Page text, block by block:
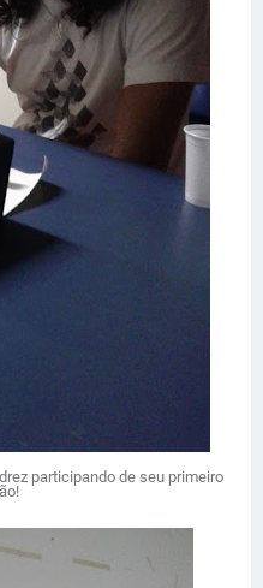
participando de seu primeiro